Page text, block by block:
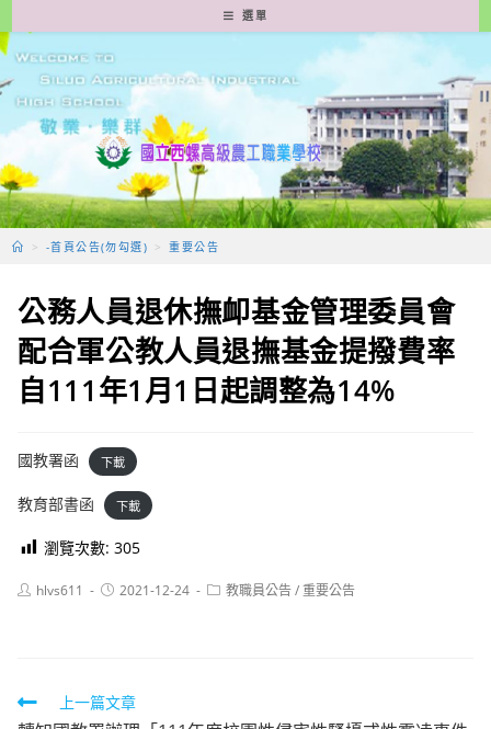
轉
至
要
容
選單
> -首頁公告(勿勾選) > 重要公告
公務人員退休撫卹基金管理委員會
配合軍公教人員退撫基金提撥費率
自111年1月1日起調整為14%
國教署函 下載
教育部書函 下載
瀏覽次數: 305
Posthlvs611
Post2021-12-24
Post教職員公告/重要公告
Read上一篇文章